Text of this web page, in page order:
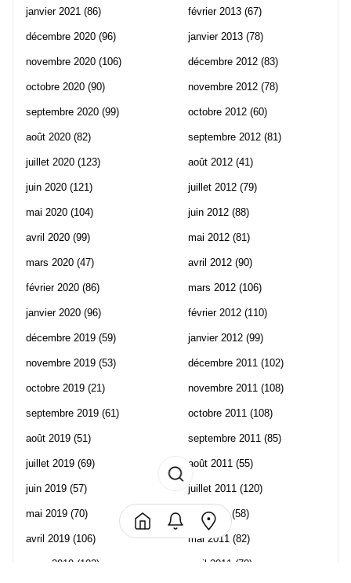
janvier 2021 (86)
décembre 2020 (96)
novembre 2020 (106)
octobre 2020 (90)
septembre 2020 (99)
août 2020 (82)
juillet 2020 (123)
juin 2020 (121)
mai 2020 (104)
avril 2020 (99)
mars 2020 (47)
février 2020 (86)
janvier 2020 (96)
décembre 2019 (59)
novembre 2019 (53)
octobre 2019 (21)
septembre 2019 (61)
août 2019 (51)
juillet 2019 (69)
juin 2019 (57)
mai 2019 (70)
avril 2019 (106)
mars 2019 (102)
février 2013 (67)
janvier 2013 (78)
décembre 2012 (83)
novembre 2012 (78)
octobre 2012 (60)
septembre 2012 (81)
août 2012 (41)
juillet 2012 (79)
juin 2012 (88)
mai 2012 (81)
avril 2012 (90)
mars 2012 (106)
février 2012 (110)
janvier 2012 (99)
décembre 2011 (102)
novembre 2011 (108)
octobre 2011 (108)
septembre 2011 (85)
août 2011 (55)
juillet 2011 (120)
juin 2011(58)
mai 2011 (82)
avril 2011 (70)